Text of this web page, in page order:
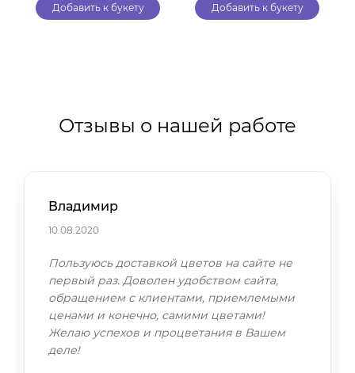
Добавить к букету Добавить к букету
Отзывы о нашей работе
Владимир
10.08.2020
Пользуюсь доставкой цветов на сайте не
первый раз. Доволен удобством сайта,
обращением с клиентами, приемлемыми
ценами и конечно, самими цветами!
Желаю успехов и процветания в Вашем
деле!